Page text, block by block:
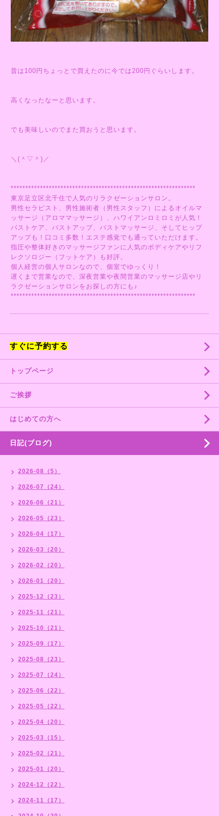
昔は100円ちょっとで買えたのに今では200円ぐらいします。
高くなったなーと思います。
でも美味しいのでまた買おうと思います。
＼(＾▽＾)／
***************************************************************
東京足立区北千住で人気のリラクゼーションサロン。
男性セラピスト、男性施術者（男性スタッフ）によるオイルマ
ッサージ（アロママッサージ）、ハワイアンロミロミが人気！
バストケア、バストアップ、バストマッサージ、そしてヒップ
アップも！口コミ多数！エステ感覚でも通っていただけます。
指圧や整体好きのマッサージファンに人気のボディケアやリフ
レクソロジー（フットケア）も好評。
個人経営の個人サロンなので、個室でゆっくり！
遅くまで営業なので、深夜営業や夜間営業のマッサージ店やリ
ラクゼーションサロンをお探しの方にも♪
***************************************************************
すぐに予約する
トップページ
ご挨拶
はじめての方へ
日記(ブログ)
2026-08（5）
2026-07（24）
2026-06（21）
2026-05（23）
2026-04（17）
2026-03（20）
2026-02（20）
2026-01（20）
2025-12（23）
2025-11（21）
2025-10（21）
2025-09（17）
2025-08（23）
2025-07（24）
2025-06（22）
2025-05（22）
2025-04（20）
2025-03（15）
2025-02（21）
2025-01（20）
2024-12（22）
2024-11（17）